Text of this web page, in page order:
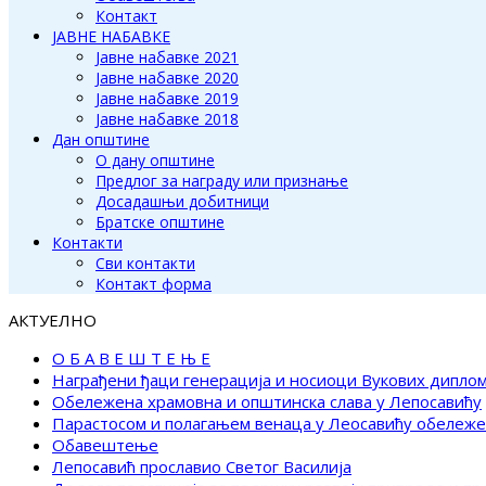
Контакт
ЈАВНЕ НАБАВКЕ
Јавне набавке 2021
Јавне набавке 2020
Јавне набавке 2019
Јавне набавке 2018
Дан општине
О дану општине
Предлог за награду или признање
Досадашњи добитници
Братске општине
Контакти
Сви контакти
Контакт форма
АКТУЕЛНО
О Б А В Е Ш Т Е Њ Е
Награђени ђаци генерација и носиоци Вукових
Обележена храмовна и општинска слава у Лепосавићу
Парастосом и полагањем венаца у Леосавићу
Обавештење
Лепосавић прославио Светог Василија